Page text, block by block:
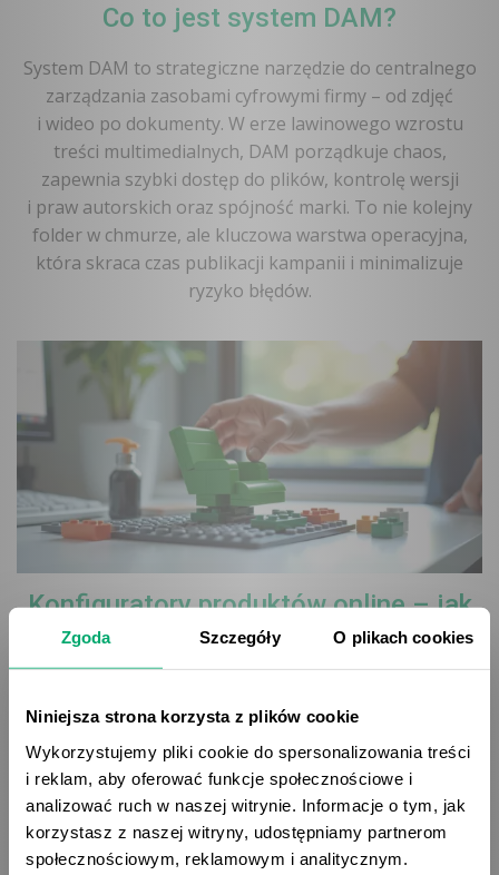
Zgoda Szczegóły O plikach cookies
Niniejsza strona korzysta z plików cookie
Wykorzystujemy pliki cookie do spersonalizowania treści
i reklam, aby oferować funkcje społecznościowe i
analizować ruch w naszej witrynie. Informacje o tym, jak
korzystasz z naszej witryny, udostępniamy partnerom
społecznościowym, reklamowym i analitycznym.
Co to jest system DAM?
System DAM to strategiczne narzędzie do centralnego
zarządzania zasobami cyfrowymi firmy – od zdjęć
i wideo po dokumenty. W erze lawinowego wzrostu
treści multimedialnych, DAM porządkuje chaos,
zapewnia szybki dostęp do plików, kontrolę wersji
i praw autorskich oraz spójność marki. To nie kolejny
folder w chmurze, ale kluczowa warstwa operacyjna,
która skraca czas publikacji kampanii i minimalizuje
ryzyko błędów.
Konfiguratory produktów online – jak
zapewnić ich dokładność i
skalowalność dzięki integracji z
Klienci coraz częściej oczekują możliwości
samodzielnego tworzenia produktów online. Jednak
przy wielu wariantach łatwo o chaos i błędy w danych.
Integracja konfiguratora z systemem PIM zapewnia
jedno źródło prawdy, automatyczne aktualizacje